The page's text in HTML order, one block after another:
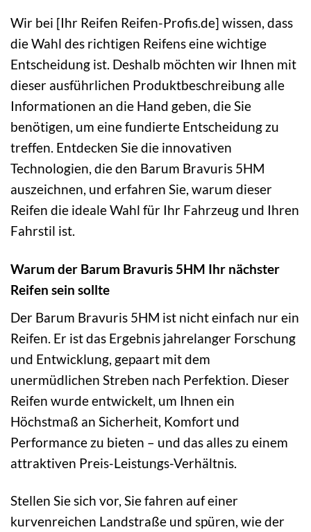
Wir bei [Ihr Reifen Reifen-Profis.de] wissen, dass
die Wahl des richtigen Reifens eine wichtige
Entscheidung ist. Deshalb möchten wir Ihnen mit
dieser ausführlichen Produktbeschreibung alle
Informationen an die Hand geben, die Sie
benötigen, um eine fundierte Entscheidung zu
treffen. Entdecken Sie die innovativen
Technologien, die den Barum Bravuris 5HM
auszeichnen, und erfahren Sie, warum dieser
Reifen die ideale Wahl für Ihr Fahrzeug und Ihren
Fahrstil ist.
Warum der Barum Bravuris 5HM Ihr nächster
Reifen sein sollte
Der Barum Bravuris 5HM ist nicht einfach nur ein
Reifen. Er ist das Ergebnis jahrelanger Forschung
und Entwicklung, gepaart mit dem
unermüdlichen Streben nach Perfektion. Dieser
Reifen wurde entwickelt, um Ihnen ein
Höchstmaß an Sicherheit, Komfort und
Performance zu bieten – und das alles zu einem
attraktiven Preis-Leistungs-Verhältnis.
Stellen Sie sich vor, Sie fahren auf einer
kurvenreichen Landstraße und spüren, wie der